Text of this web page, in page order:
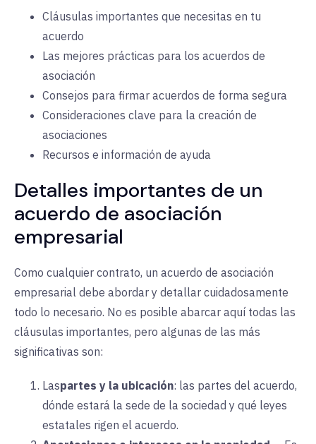
Cláusulas importantes que necesitas en tu
acuerdo
Las mejores prácticas para los acuerdos de
asociación
Consejos para firmar acuerdos de forma segura
Consideraciones clave para la creación de
asociaciones
Recursos e información de ayuda
Detalles importantes de un
acuerdo de asociación
empresarial
Como cualquier contrato, un acuerdo de asociación
empresarial debe abordar y detallar cuidadosamente
todo lo necesario. No es posible abarcar aquí todas las
cláusulas importantes, pero algunas de las más
significativas son:
Laspartes y la ubicación: las partes del acuerdo,
dónde estará la sede de la sociedad y qué leyes
estatales rigen el acuerdo.